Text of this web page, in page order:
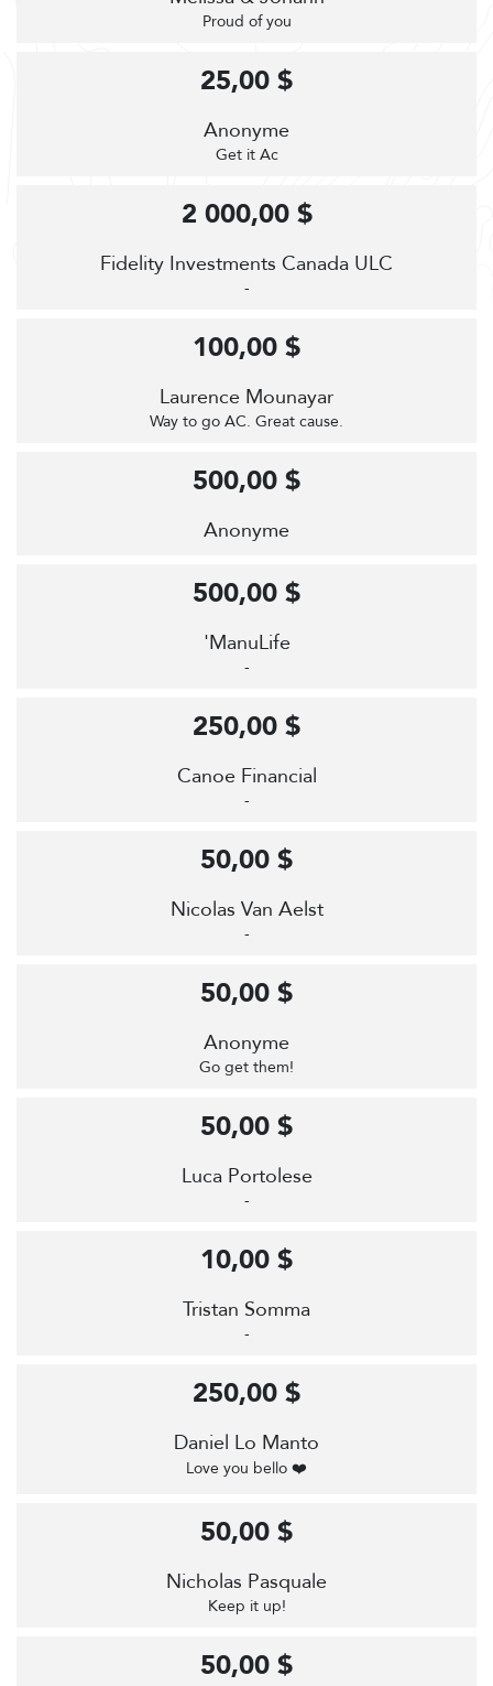
Proud of you
Anonyme
Get it Ac
25,00 $
Fidelity Investments Canada ULC
-
2 000,00 $
Laurence Mounayar
Way to go AC. Great cause.
100,00 $
Anonyme
500,00 $
'ManuLife
-
500,00 $
Canoe Financial
-
250,00 $
Nicolas Van Aelst
-
50,00 $
Anonyme
Go get them!
50,00 $
Luca Portolese
-
50,00 $
Tristan Somma
-
10,00 $
Daniel Lo Manto
Love you bello ❤️
250,00 $
Nicholas Pasquale
Keep it up!
50,00 $
50,00 $